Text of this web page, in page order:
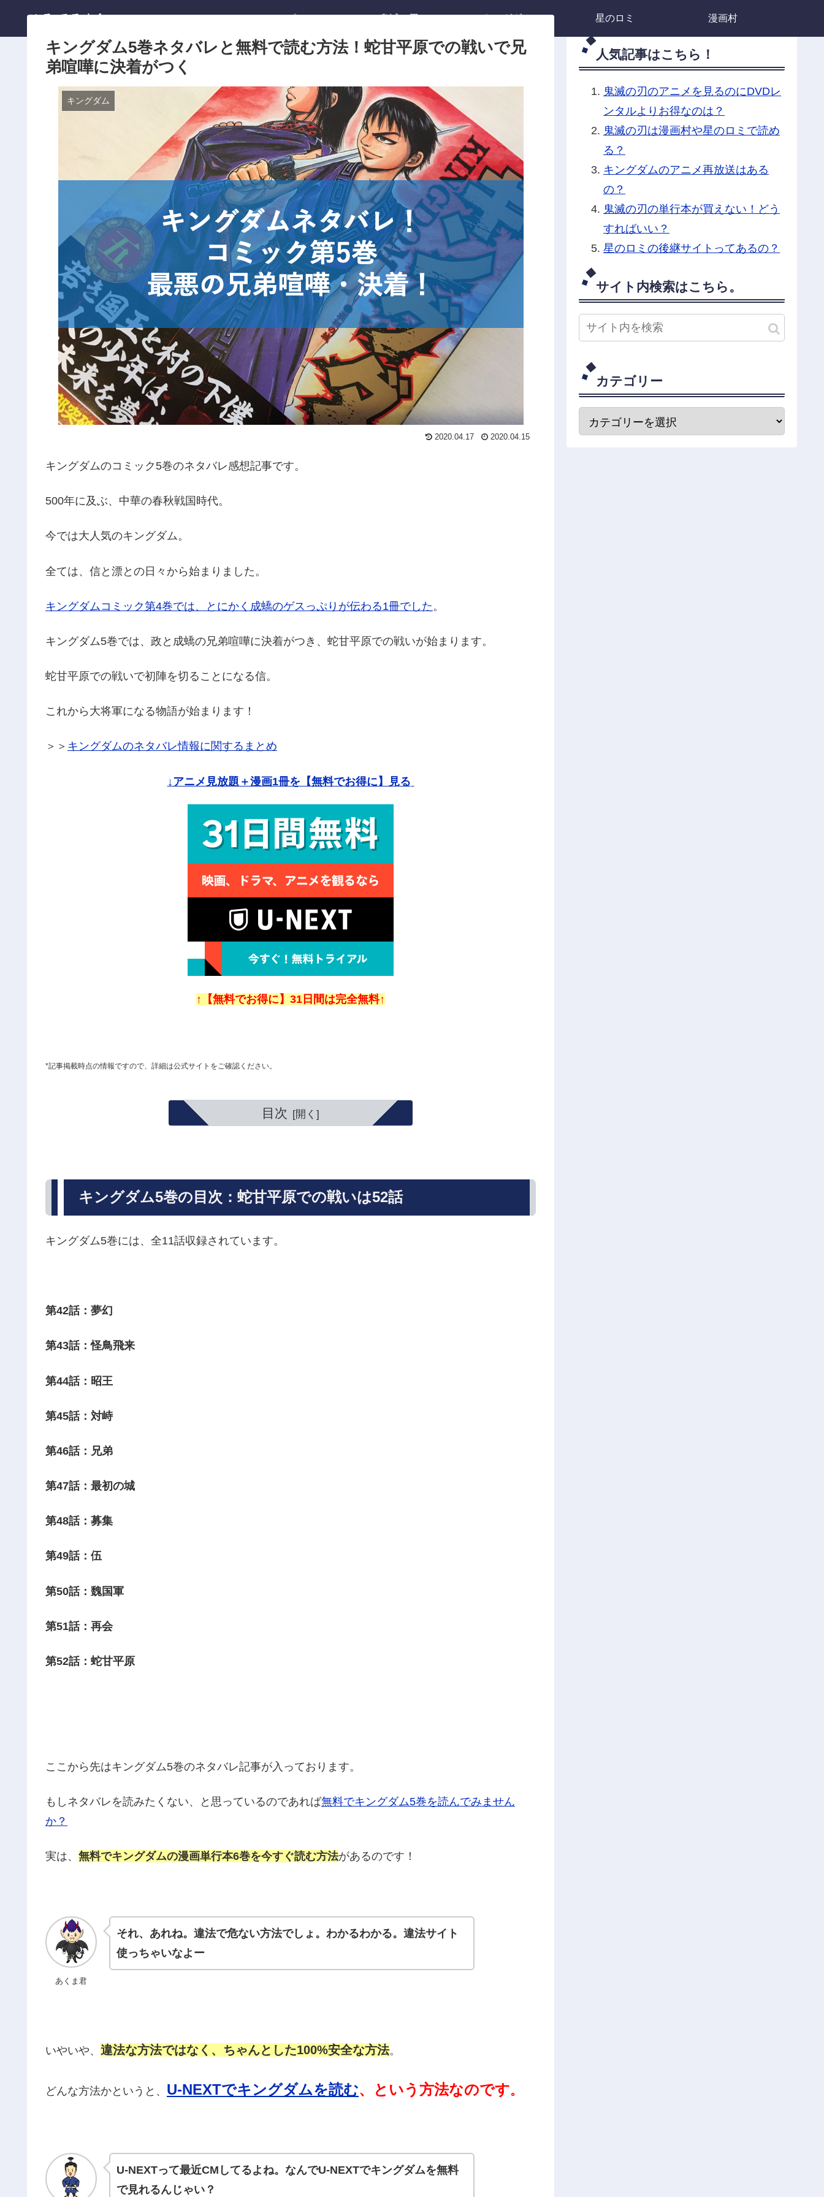
ひろてる.info ホーム ワンピース 鬼滅の刃 キングダム 星のロミ 漫画村
キングダム5巻ネタバレと無料で読む方法！蛇甘平原での戦いで兄
弟喧嘩に決着がつく
キングダム
2020.04.17 2020.04.15
キングダムのコミック5巻のネタバレ感想記事です。
500年に及ぶ、中華の春秋戦国時代。
今では大人気のキングダム。
全ては、信と漂との日々から始まりました。
キングダムコミック第4巻では、とにかく成蟜のゲスっぷりが伝わる1冊でした 。
キングダム5巻では、政と成蟜の兄弟喧嘩に決着がつき、蛇甘平原での戦いが始まります。
蛇甘平原での戦いで初陣を切ることになる信。
これから大将軍になる物語が始まります！
＞＞ キングダムのネタバレ情報に関するまとめ
↓アニメ見放題＋漫画1冊を【無料でお得に】見る
↑【無料でお得に】31日間は完全無料↑
*記事掲載時点の情報ですので、詳細は公式サイトをご確認ください。
目次
キングダム5巻の目次：蛇甘平原での戦いは52話
キングダム5巻には、全11話収録されています。
第42話：夢幻
第43話：怪鳥飛来
第44話：昭王
第45話：対峙
第46話：兄弟
第47話：最初の城
第48話：募集
第49話：伍
第50話：魏国軍
第51話：再会
第52話：蛇甘平原
ここから先はキングダム5巻のネタバレ記事が入っております。
もしネタバレを読みたくない、と思っているのであれば無料でキングダム5巻を読んでみません
か？
実は、 無料でキングダムの漫画単行本6巻を今すぐ読む方法があるのです！
あくま君
それ、あれね。違法で危ない方法でしょ。わかるわかる。違法サイト
使っちゃいなよー
いやいや、 違法な方法ではなく、ちゃんとした100%安全な方法。
どんな方法かというと、 U-NEXTでキングダムを読む、という方法なのです。
U-NEXTって最近CMしてるよね。なんでU-NEXTでキングダムを無料
で見れるんじゃい？
人気記事はこちら！
鬼滅の刃のアニメを見るのにDVDレ
ンタルよりお得なのは？
鬼滅の刃は漫画村や星のロミで読め
る？
キングダムのアニメ再放送はある
の？
鬼滅の刃の単行本が買えない！どう
すればいい？
星のロミの後継サイトってあるの？
サイト内検索はこちら。
カテゴリー